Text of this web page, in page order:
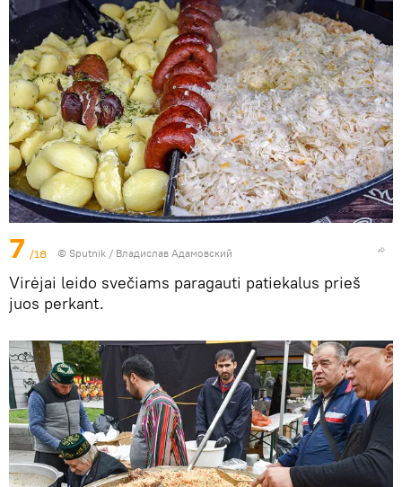
7 /18 © Sputnik / Владислав Адамовский
Virėjai leido svečiams paragauti patiekalus prieš
juos perkant.